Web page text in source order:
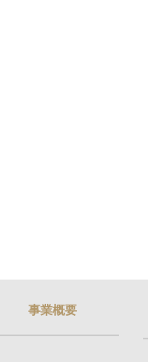
事業概要